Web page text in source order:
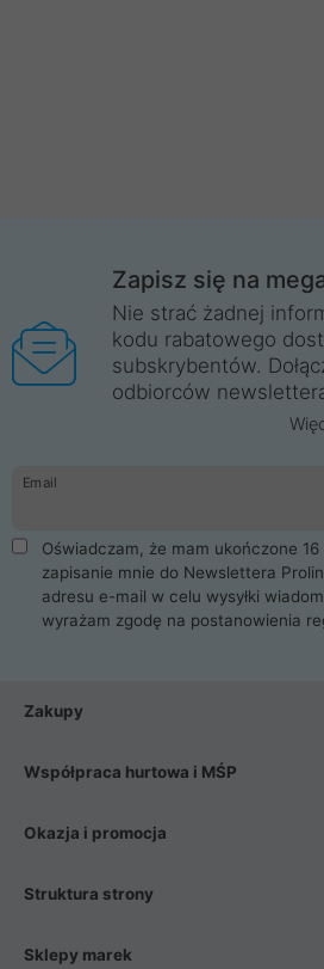
Zapisz się na
Nie strać żadnej
kodu rabatowego
subskrybentów.
odbiorców
Email
Oświadczam, że mam ukończone
zapisanie mnie do Newslettera
adresu e-mail w celu wysyłki
wyrażam zgodę na postanowienia
Zakupy
Współpraca hurtowa i MŚP
Okazja i promocja
Struktura strony
Sklepy marek